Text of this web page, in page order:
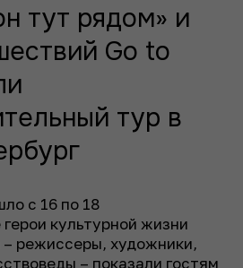
тут рядом» и
Go to
тур в
с 16 по 18
культурной жизни
режиссеры, художники,
– показали гостям